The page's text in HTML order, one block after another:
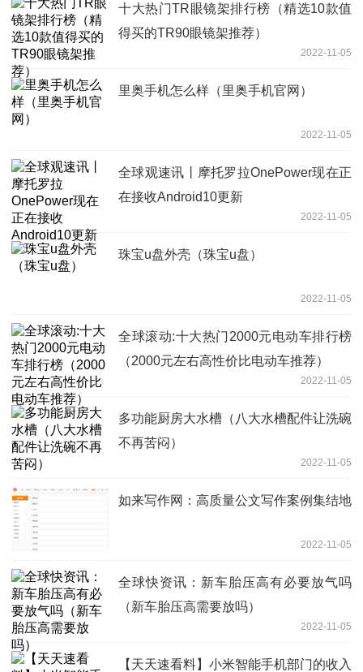
十大热门TR眼镜架排行榜（精选10款值
得买的TR90眼镜架推荐）
2022-11-05
里奥手机怎么样（里奥手机官网）
2022-11-05
全球观速讯丨摩托罗拉OnePower现在正
在接收Android10更新
2022-11-05
珠宝u盘外壳（珠宝u盘）
2022-11-05
全球滚动:十大热门2000元电动车排行榜
（2000元左右高性价比电动车推荐）
2022-11-05
多功能厨房大水槽（八大水槽配件让洗碗
不再苦闷）
2022-11-05
如来写作网：高质量公文写作案例集结地
2022-11-05
全球快资讯：新车胎压高有必要放气吗
（新车胎压高需要放吗）
2022-11-05
【天天速看料】小米智能手机部门的收入